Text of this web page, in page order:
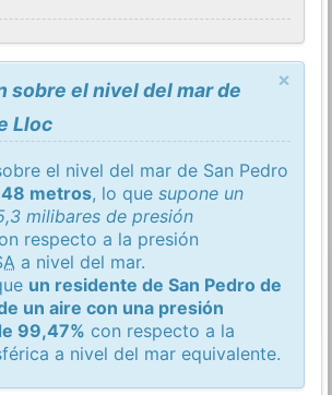
×
sobre el nivel del mar de
Lloc
el nivel del mar de San Pedro
48 metros, lo quesupone un
milibares de presión
respecto a la presión
a nivel del mar.
un residente de San Pedro de
un aire con una presión
99,47% con respecto a la
a nivel del mar equivalente.